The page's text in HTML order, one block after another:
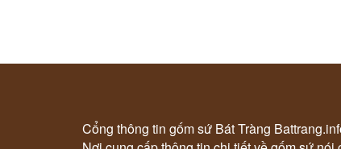
Cổng thông tin gốm sứ Bát Tràng